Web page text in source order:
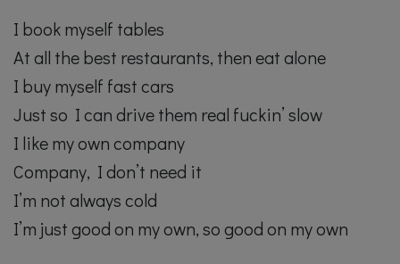
I book myself tables
At all the best restaurants, then eat alone
I buy myself fast cars
Just so I can drive them real fuckin’ slow
I like my own company
Company, I don’t need it
I’m not always cold
I’m just good on my own, so good on my own